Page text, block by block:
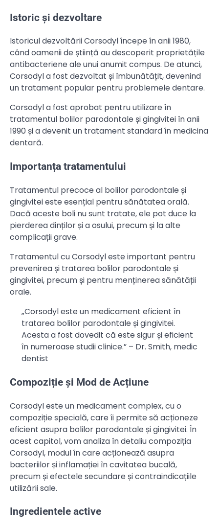
Istoric și dezvoltare
Istoricul dezvoltării Corsodyl începe în anii 1980,
când oamenii de știință au descoperit proprietățile
antibacteriene ale unui anumit compus. De atunci,
Corsodyl a fost dezvoltat și îmbunătățit, devenind
un tratament popular pentru problemele dentare.
Corsodyl a fost aprobat pentru utilizare în
tratamentul bolilor parodontale și gingivitei în anii
1990 și a devenit un tratament standard în medicina
dentară.
Importanța tratamentului
Tratamentul precoce al bolilor parodontale și
gingivitei este esențial pentru sănătatea orală.
Dacă aceste boli nu sunt tratate, ele pot duce la
pierderea dinților și a osului, precum și la alte
complicații grave.
Tratamentul cu Corsodyl este important pentru
prevenirea și tratarea bolilor parodontale și
gingivitei, precum și pentru menținerea sănătății
orale.
„Corsodyl este un medicament eficient în
tratarea bolilor parodontale și gingivitei.
Acesta a fost dovedit că este sigur și eficient
în numeroase studii clinice.” – Dr. Smith, medic
dentist
Compoziție și Mod de Acțiune
Corsodyl este un medicament complex, cu o
compoziție specială, care îi permite să acționeze
eficient asupra bolilor parodontale și gingivitei. În
acest capitol, vom analiza în detaliu compoziția
Corsodyl, modul în care acționează asupra
bacteriilor și inflamației în cavitatea bucală,
precum și efectele secundare și contraindicațiile
utilizării sale.
Ingredientele active